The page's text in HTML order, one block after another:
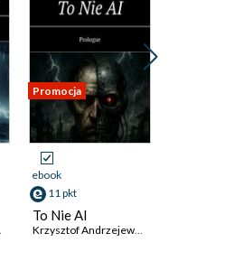
Promocja
ebook
11 pkt
To Nie AI